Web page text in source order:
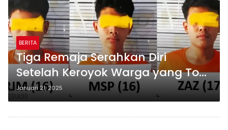
BERITA
Tiga Remaja Serahkan Diri
Setelah Keroyok Warga yang Top
Up Dana di BRILink Metro Timur
Januari 21, 2025